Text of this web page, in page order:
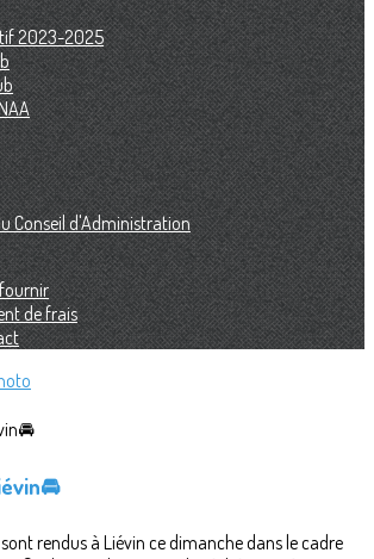
2023-2025
Conseil d'Administration
de frais
rendus à Liévin ce dimanche dans le cadre